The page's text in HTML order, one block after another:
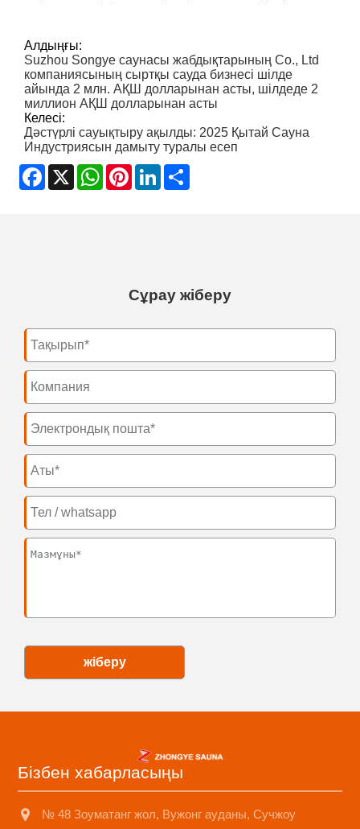
Алдыңғы:
Suzhou Songye саунасы жабдықтарының Co., Ltd
компаниясының сыртқы сауда бизнесі шілде
айында 2 млн. АҚШ долларынан асты, шілдеде 2
миллион АҚШ долларынан асты
Келесі:
Дәстүрлі сауықтыру ақылды: 2025 Қытай Сауна
Индустриясын дамыту туралы есеп
Facebook
X WhatsApp
PinterestLinkedIn
Сұрау жіберу
жіберу
Бізбен хабарласыңы
№ 48 Зоуматанг жол, Вужонг ауданы, Сучжоу